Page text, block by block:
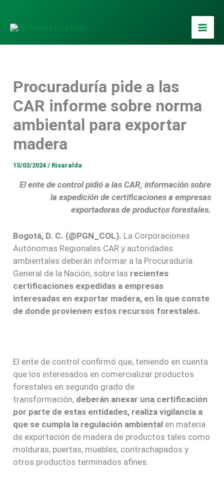
contenido
Procuraduría pide a las
CAR informe sobre norma
ambiental para exportar
madera
13/03/2024/ Risaralda
El ente de control pidió a las CAR, información sobre
la expedición de certificaciones a empresas
exportadoras de productos forestales.
Bogotá, D. C. (@PGN_COL). La Corporaciones
Autónomas Regionales CAR y autoridades
ambientales deberán informar a la Procuraduría
General de la Nación, sobre las recientes
certificaciones expedidas a empresas
interesadas en exportar madera, en la que conste
de donde provienen estos recursos forestales.
El ente de control confirmó que, teniendo en cuenta
que los interesados en comercializar productos
forestales en segundo grado de
transformación, deberán anexar una certificación
por parte de estas entidades, realiza vigilancia a
que se cumpla la regulación ambiental en materia
de exportación de madera de productos tales como
molduras, puertas, muebles, contrachapados y
otros productos terminados afines.